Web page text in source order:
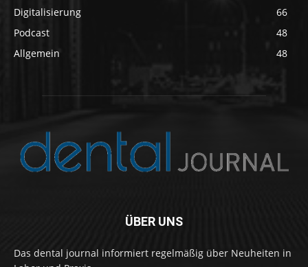
Digitalisierung
66
Podcast
48
Allgemein
48
ÜBER UNS
Das dental journal informiert regelmäßig über Neuheiten in